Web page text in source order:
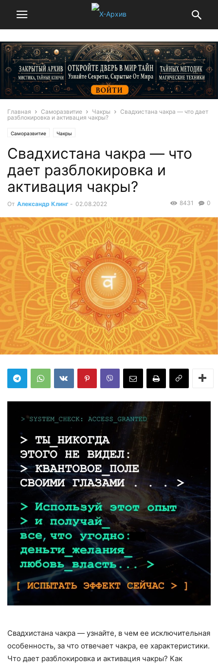
Главная Саморазвитие Чакры
Свадхистана чакра — что дает
разблокировка и активация чакры?
Саморазвитие Чакры
Свадхистана чакра — что
дает разблокировка и
активация чакры?
От Александр Клинг - 02.08.2022 0
8431
Свадхистана чакра — узнайте, в чем ее исключительная
особенность, за что отвечает чакра, ее характеристики.
Что дает разблокировка и активация чакры? Как